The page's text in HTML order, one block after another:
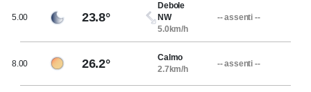
5.00 23.8°
Debole
NW
5.0km/h
-- assenti --
8.00 26.2°
Calmo
2.7km/h
-- assenti --